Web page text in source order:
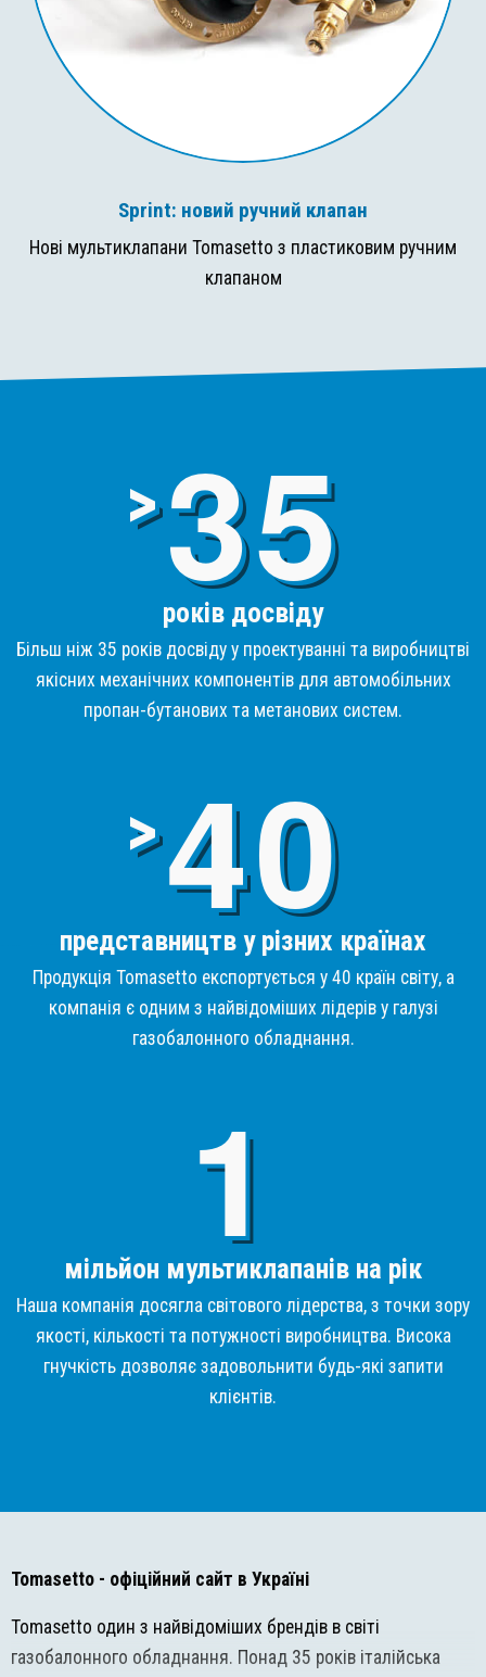
Sprint: новий ручний клапан
Нові мультиклапани Tomasetto з пластиковим ручним
клапаном
>3
років досвіду
Більш ніж 35 років досвіду у проектуванні та виробництві
якісних механічних компонентів для автомобільних
пропан-бутанових та метанових систем.
>4
представництв у різних країнах
Продукція Tomasetto експортується у 40 країн світу, а
компанія є одним з найвідоміших лідерів у галузі
газобалонного обладнання.
мільйон мультиклапанів на рік
Наша компанія досягла світового лідерства, з точки зору
якості, кількості та потужності виробництва. Висока
гнучкість дозволяє задовольнити будь-які запити
клієнтів.
Tomasetto - офіційний сайт в Україні
Tomasetto один з найвідоміших брендів в світі
газобалонного обладнання. Понад 35 років італійська